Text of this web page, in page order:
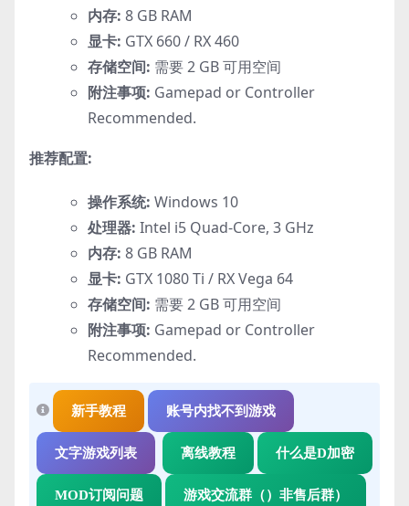
内存: 8 GB RAM
显卡: GTX 660 / RX 460
存储空间: 需要 2 GB 可用空间
附注事项: Gamepad or Controller
Recommended.
推荐配置:
操作系统: Windows 10
处理器: Intel i5 Quad-Core, 3 GHz
内存: 8 GB RAM
显卡: GTX 1080 Ti / RX Vega 64
存储空间: 需要 2 GB 可用空间
附注事项: Gamepad or Controller
Recommended.
新手教程 账号内找不到游戏
文字游戏列表 离线教程 什么是D加密
MOD订阅问题 游戏交流群（）非售后群）